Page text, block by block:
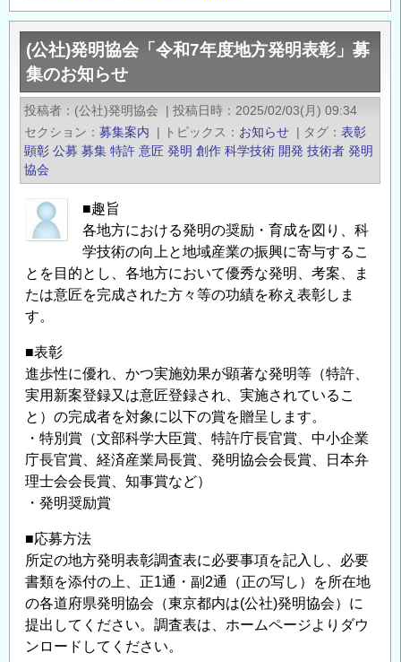
年
度
「STI
for
SDGs」
ア
ワ
ー
ド
募
お
知
ら
せ
～
科
学
技
術
で
SDGs
貢
献！
～
の
(公社)発明協会「令和7年度地方発明表彰」募
集のお知らせ
投稿者 (公社)発明協会 | 投稿日時
2025/02/03(月) 09:34
セクション
募集案内 | トピックス お知らせ | タグ
表彰
顕彰 公募 募集 特許 意匠 発明 創作 科学技術 開発 技術者 発明
協会
■趣旨
各地方における発明の奨励・育成を図り、科
学技術の向上と地域産業の振興に寄与するこ
とを目的とし、各地方において優秀な発明、考案、ま
たは意匠を完成された方々等の功績を称え表彰しま
す。
■表彰
進歩性に優れ、かつ実施効果が顕著な発明等（特許、
実用新案登録又は意匠登録され、実施されているこ
と）の完成者を対象に以下の賞を贈呈します。
・特別賞（文部科学大臣賞、特許庁長官賞、中小企業
庁長官賞、経済産業局長賞、発明協会会長賞、日本弁
理士会会長賞、知事賞など）
・発明奨励賞
■応募方法
所定の地方発明表彰調査表に必要事項を記入し、必要
書類を添付の上、正1通・副2通（正の写し）を所在地
の各道府県発明協会（東京都内は(公社)発明協会）に
提出してください。調査表は、ホームページよりダウ
ンロードしてください。